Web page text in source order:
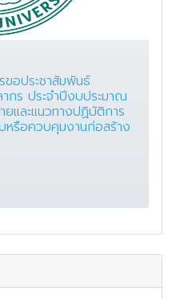
อประชาสัมพันธ์
ร ประจำปีงบประมาณ
และแนวทางปฏิบัติการ
หรือควบคุมงานก่อสร้าง